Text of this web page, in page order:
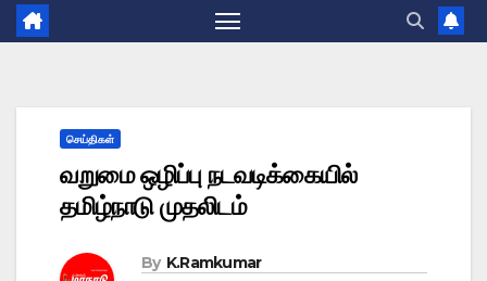
செய்திகள்
வறுமை ஒழிப்பு நடவடிக்கையில்
தமிழ்நாடு முதலிடம்
By K.Ramkumar